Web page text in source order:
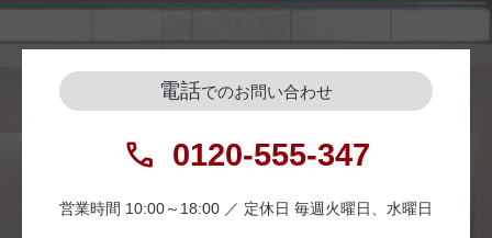
電話でのお問い合わせ
0120-555-347
営業時間 10:00～18:00 ／ 定休日 毎週火曜日、水曜日